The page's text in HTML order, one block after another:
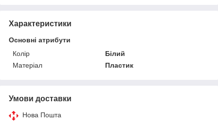
Характеристики
Основні атрибути
Колір
Білий
Матеріал
Пластик
Умови доставки
Нова Пошта